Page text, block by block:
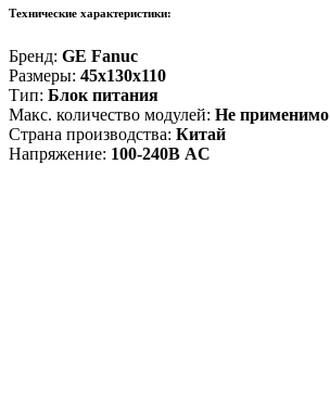
Технические характеристики:
Бренд: GE Fanuc
Размеры: 45x130x110
Тип: Блок питания
Макс. количество модулей: Не применимо
Страна производства: Китай
Напряжение: 100-240В AC